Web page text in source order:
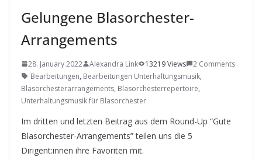
Gelungene Blasorchester-
Arrangements
28. January 2022 Alexandra Link 13219 Views
2 Comments
Bearbeitungen, Bearbeitungen Unterhaltungsmusik,
Blasorchesterarrangements, Blasorchesterrepertoire,
Unterhaltungsmusik für Blasorchester
Im dritten und letzten Beitrag aus dem Round-Up “Gute
Blasorchester-Arrangements” teilen uns die 5
Dirigent:innen ihre Favoriten mit.